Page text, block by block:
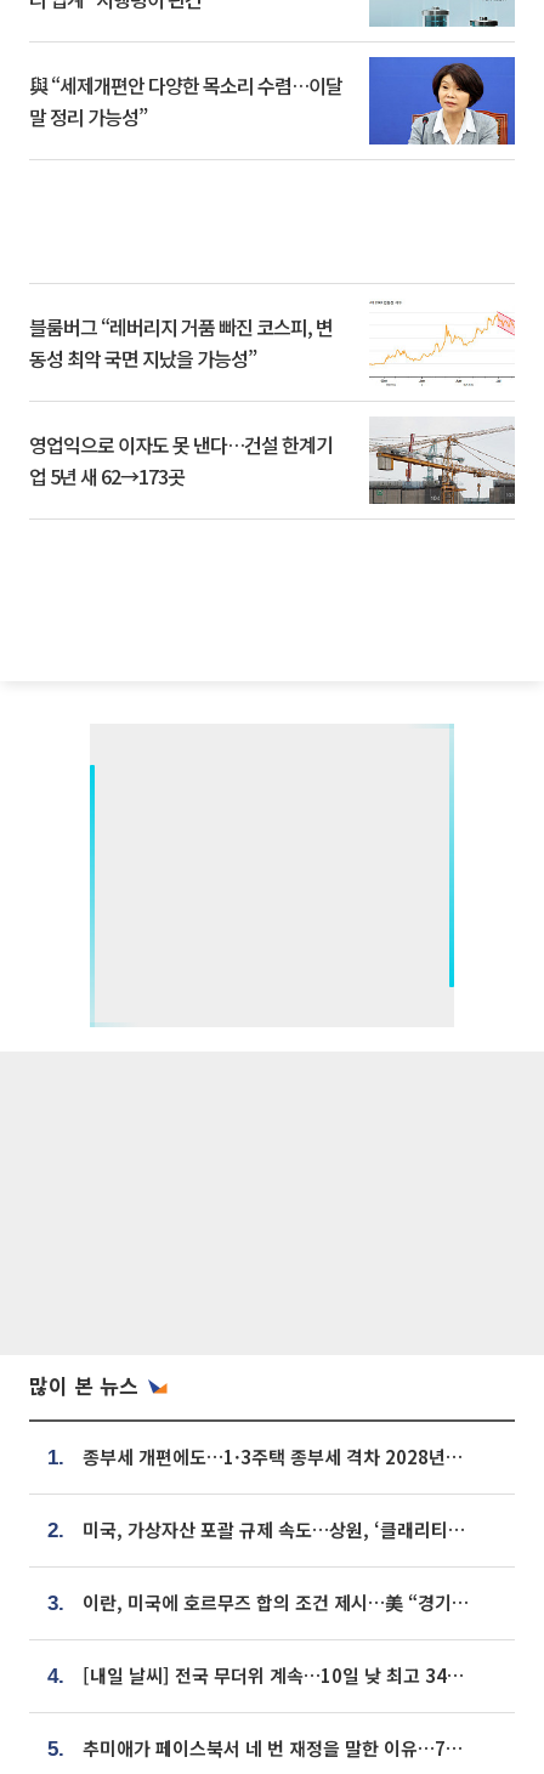
與 “세제개편안 다양한 목소리 수렴…이달
말 정리 가능성”
블룸버그 “레버리지 거품 빠진 코스피, 변
동성 최악 국면 지났을 가능성”
영업익으로 이자도 못 낸다…건설 한계기
업 5년 새 62→173곳
많이 본 뉴스
1. 종부세 개편에도…1·3주택 종부세 격차 2028년부터 확대
2. 미국, 가상자산 포괄 규제 속도…상원, ‘클래리티법’ 9월 절차투표 추진
3. 이란, 미국에 호르무즈 합의 조건 제시…美 “경기 아직 안 끝나” [종합]
4. [내일 날씨] 전국 무더위 계속…10일 낮 최고 34도 육박
5. 추미애가 페이스북서 네 번 재정을 말한 이유…7700억 추경 열쇠는 도의회에